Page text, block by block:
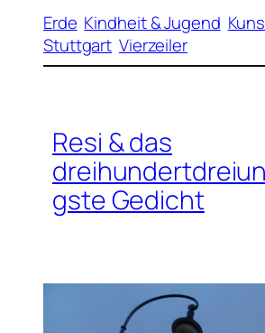
Erde Kindheit & Jugend
Stuttgart Vierzeiler
Resi & das
gste Gedicht